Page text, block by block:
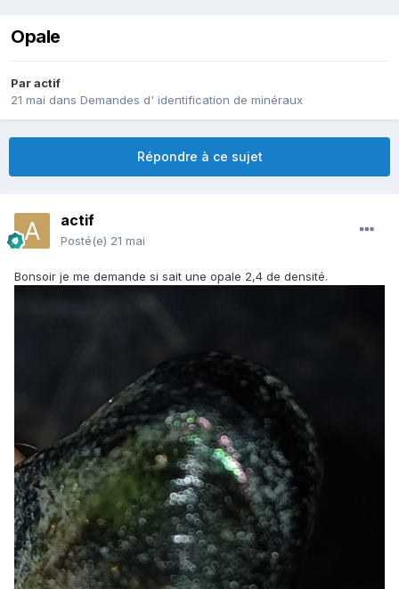
Opale
Paractif
21 mai dans Demandes d' identification de minéraux
Répondre à ce sujet
actif
Posté(e) 21 mai
Bonsoir je me demande si sait une opale 2,4 de densité.